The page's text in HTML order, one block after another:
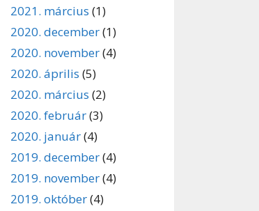
2021. március (1)
2020. december(1)
2020. november(4)
2020. április (5)
2020. március (2)
2020. február(3)
2020. január(4)
2019. december(4)
2019. november(4)
2019. október(4)